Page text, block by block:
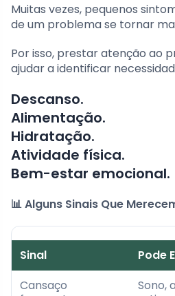
Muitas vezes, pequenos
de um problema se tornar
Por isso, prestar atenção ao
ajudar a identificar
Descanso.
Alimentação.
Hidratação.
Atividade física.
Bem-estar emocional.
📊 Alguns Sinais Que
Sinal
Pode
Cansaço
Sono,